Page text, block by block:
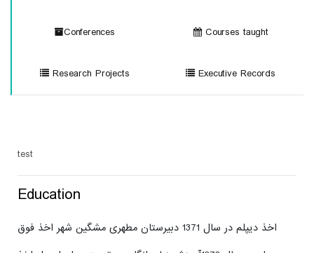
Conferences Courses taught
Research Projects Executive Records
test
Education
اخذ دیپلم در سال 1371 دبیرستان مطهری مشگین شهر اخذ فوق